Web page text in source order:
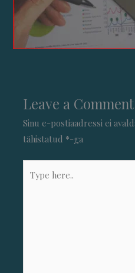
Leave a Comment
Sinu e-postiaadressi ei
tähistatud *-ga
here..